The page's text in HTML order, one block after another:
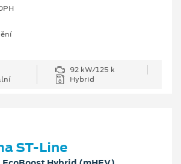
92 kW/125 k
Hybrid
ST-Line